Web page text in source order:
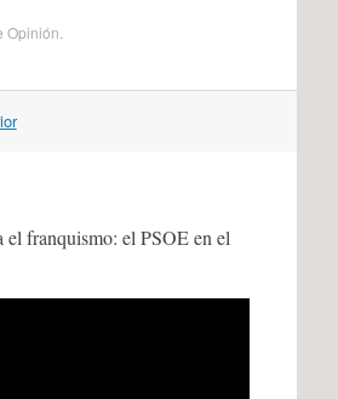
Opinión
el franquismo: el PSOE en el